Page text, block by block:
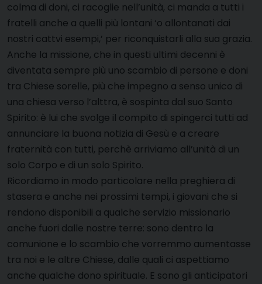
colma di doni, ci racoglie nell’unità, ci manda a tutti i
fratelli anche a quelli più lontani ‘o allontanati dai
nostri cattvi esempi,’ per riconquistarli alla sua grazia.
Anche la missione, che in questi ultimi decenni è
diventata sempre più uno scambio di persone e doni
tra Chiese sorelle, più che impegno a senso unico di
una chiesa verso l’alttra, è sospinta dal suo Santo
Spirito: è lui che svolge il compito di spingerci tutti ad
annunciare la buona notizia di Gesù e a creare
fraternità con tutti, perchè arriviamo all’unità di un
solo Corpo e di un solo Spirito.
Ricordiamo in modo particolare nella preghiera di
stasera e anche nei prossimi tempi, i giovani che si
rendono disponibili a qualche servizio missionario
anche fuori dalle nostre terre: sono dentro la
comunione e lo scambio che vorremmo aumentasse
tra noi e le altre Chiese, dalle quali ci aspettiamo
anche qualche dono spirituale. E sono gli anticipatori